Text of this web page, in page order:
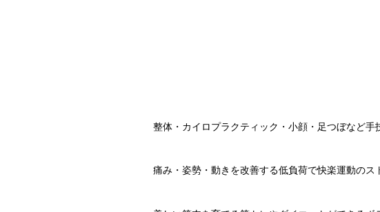
整体 ・カイロプラクティック・小顔・足つぼなど
痛み・姿勢・動きを改善する低負荷で快楽運動の